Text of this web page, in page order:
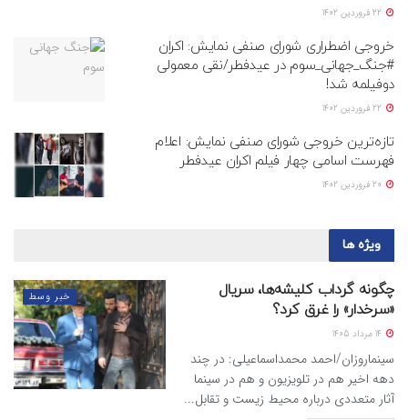
خروجی اضطراری شورای صنفی نمایش: اکران
#جنگ_جهانی_سوم در عیدفطر/نقی معمولی
دوفیلمه شد!
تازه‌ترین خروجی شورای صنفی نمایش: اعلام
فهرست اسامی چهار فیلم اکران عیدفطر
ویژه ها
خبر وسط
چگونه گرداب کلیشه‌ها، سریال
«سرخدار» را غرق کرد؟
سینماروزان/احمد محمداسماعیلی: در چند
دهه اخیر هم در تلویزیون و هم در سینما
آثار متعددی درباره محیط زیست و تقابل...